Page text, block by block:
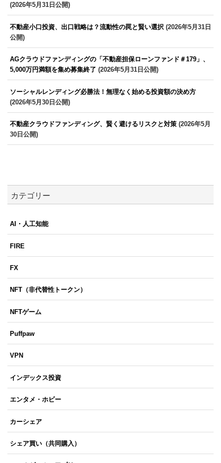
(2026年5月31日公開)
不動産小口投資、出口戦略は？流動性の罠と賢い選択 (2026年5月31日
公開)
AGクラウドファンディングの「不動産担保ローンファンド＃179」、
5,000万円満額を集め募集終了 (2026年5月31日公開)
ソーシャルレンディング必勝法！無理なく始める投資額の決め方
(2026年5月30日公開)
不動産クラウドファンディング、賢く避けるリスクと対策 (2026年5月
30日公開)
カテゴリー
AI・人工知能
FIRE
FX
NFT（非代替性トークン）
NFTゲーム
Puffpaw
VPN
インデックス投資
エンタメ・ホビー
カーシェア
シェア買い（共同購入）